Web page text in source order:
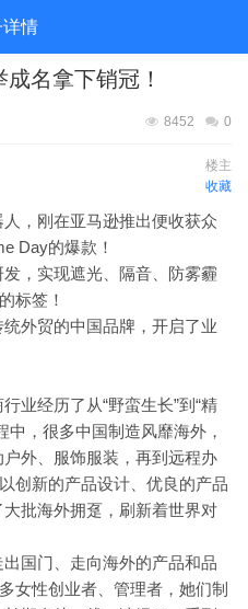
情
名拿下销冠！
0
8452
楼主
收藏
，刚在亚马逊推出便收获众
Day的爆款！
，实现遮光、隔音、防雾霾
标签！
外贸的中国品牌，开启了业
业经历了从“野蛮生长”到“精
中，很多中国制造风靡海外，
外、服饰服装，再到远程办
创新的产品设计、优良的产品
批海外拥趸，刷新着世界对
国门、走向海外的产品和品
女性创业者、管理者，她们制